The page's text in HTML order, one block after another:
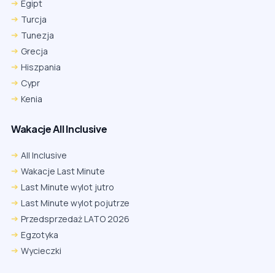
Egipt
Turcja
Tunezja
Grecja
Hiszpania
Cypr
Kenia
Wakacje All Inclusive
All Inclusive
Wakacje Last Minute
Last Minute wylot jutro
Last Minute wylot pojutrze
Przedsprzedaż LATO 2026
Egzotyka
Wycieczki